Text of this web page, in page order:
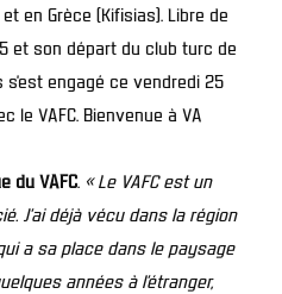
en Grèce (Kifisias). Libre de
et son départ du club turc de
engagé ce vendredi 25
le VAFC. Bienvenue à VA
du VAFC. « Le VAFC est un
J’ai déjà vécu dans la région
a sa place dans le paysage
années à l’étranger,